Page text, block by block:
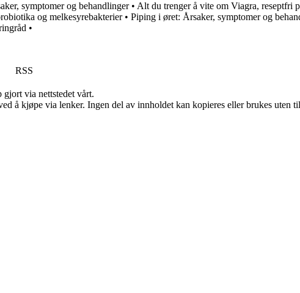
symptomer og behandlinger• Alt du trenger å vite om Viagra, reseptfri
og melkesyrebakterier• Piping i øret: Årsaker, symptomer og
•
RSS
via nettstedet vårt.
å kjøpe via lenker. Ingen del av innholdet kan kopieres eller brukes uten